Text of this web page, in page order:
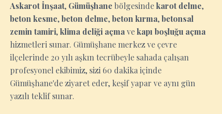
Askarot İnşaat, Gümüşhane bölgesindekarot delme,
beton kesme,beton delme,beton kırma,betonsal
zemin tamiri,klima deliği açma vekapı boşluğu açma
hizmetleri sunar. Gümüşhane merkez ve çevre
ilçelerinde 20 yılı aşkın tecrübeyle sahada çalışan
profesyonel ekibimiz, sizi 60 dakika içinde
Gümüşhane'de ziyaret eder, keşif yapar ve aynı gün
yazılı teklif sunar.